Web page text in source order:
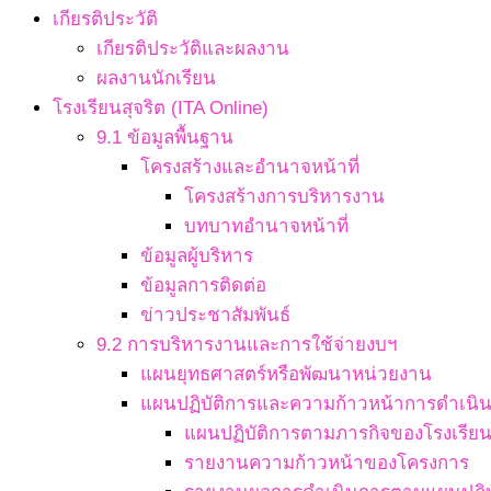
เกียรติประวัติ
เกียรติประวัติและผลงาน
ผลงานนักเรียน
โรงเรียนสุจริต (ITA Online)
9.1 ข้อมูลพื้นฐาน
โครงสร้างและอำนาจหน้าที่
โครงสร้างการบริหารงาน
บทบาทอำนาจหน้าที่
ข้อมูลผู้บริหาร
ข้อมูลการติดต่อ
ข่าวประชาสัมพันธ์
9.2 การบริหารงานและการใช้จ่ายงบฯ
แผนยุทธศาสตร์หรือพัฒนาหน่วยงาน
แผนปฏิบัติการและความก้าวหน้าการดำเนิ
แผนปฏิบัติการตามภารกิจของโรงเรียน
รายงานความก้าวหน้าของโครงการ